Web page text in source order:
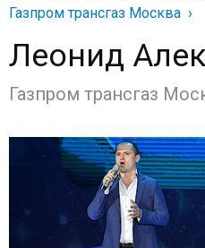
Газпром трансгаз Москва
Леонид
Газпром трансгаз